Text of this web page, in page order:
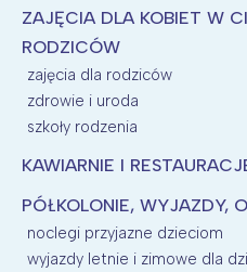
ZAJĘCIA DLA KOBIET W
RODZICÓW
zajęcia dla rodziców
zdrowie i uroda
szkoły rodzenia
KAWIARNIE I
PÓŁKOLONIE, WYJAZDY,
noclegi przyjazne dzieciom
wyjazdy letnie i zimowe dla